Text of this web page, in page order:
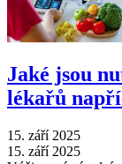
Jaké jsou
lékařů
15. září 2025
15. září 2025